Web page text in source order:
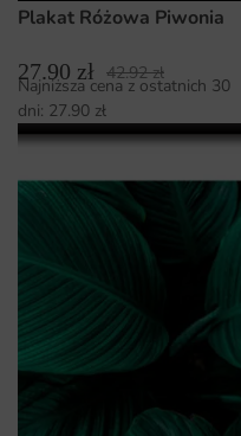
Plakat Różowa Piwonia
27.90 zł 42.92zł
Najniższa cena z ostatnich 30
dni: 27.90 zł